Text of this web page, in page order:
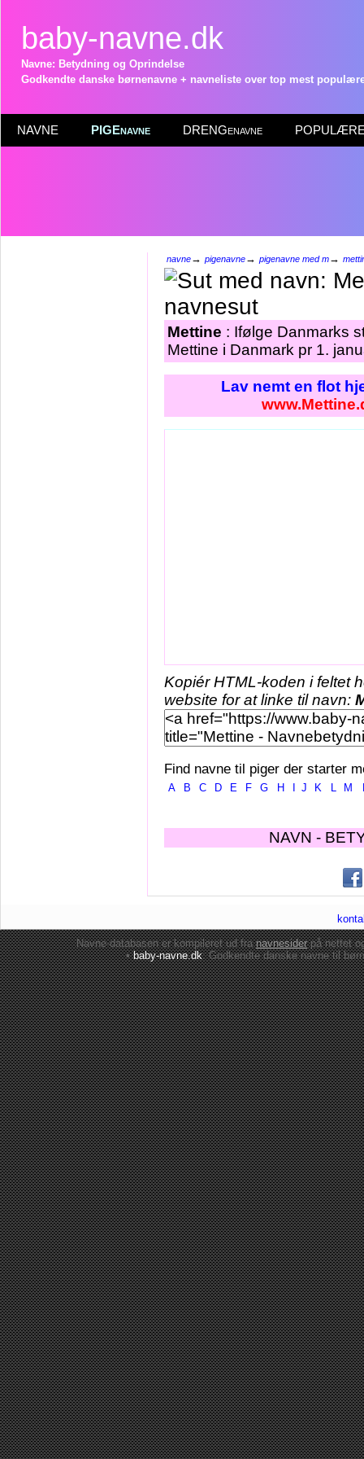
baby-navne.dk
Navne: Betydning og Oprindelse
Godkendte danske børnenavne + navneliste over top mest
NAVNE PIGEnavne DRENGenavne POPULÆRE
navne→ pigenavne→ pigenavne med m→
Mettine : Ifølge Danmarks
Mettine i Danmark pr 1.
Lav nemt en flot
Kopiér HTML-koden i feltet
website for at linke til navn:
Find navne til piger der starter
A B C D E F G H J K L M
NAVN -
Navne-databasen er kompileret ud franavnesiderpå nettet
•baby-navne.dk: Godkendte danskenavne til børn